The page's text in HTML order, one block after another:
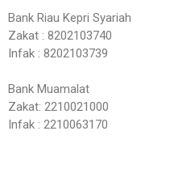
Bank Riau Kepri Syariah
Zakat : 8202103740
Infak : 8202103739
Bank Muamalat
Zakat: 2210021000
Infak : 2210063170